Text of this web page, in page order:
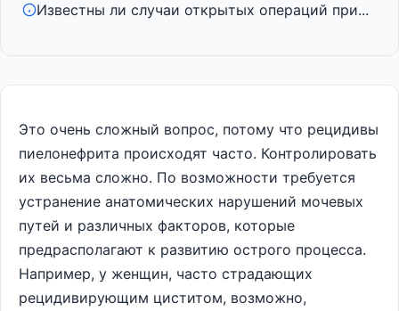
Известны ли случаи открытых операций при...
Это очень сложный вопрос, потому что рецидивы
пиелонефрита происходят часто. Контролировать
их весьма сложно. По возможности требуется
устранение анатомических нарушений мочевых
путей и различных факторов, которые
предрасполагают к развитию острого процесса.
Например, у женщин, часто страдающих
рецидивирующим циститом, возможно,